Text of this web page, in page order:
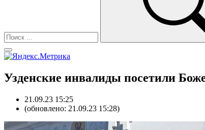
Узденские инвалиды посетили
21.09.23 15:25
(обновлено: 21.09.23 15:28)